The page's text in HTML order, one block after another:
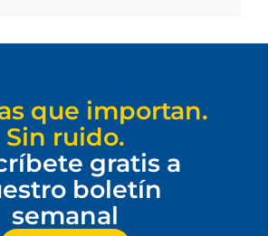
que importan.
Sin ruido.
gratis a
boletín
semanal